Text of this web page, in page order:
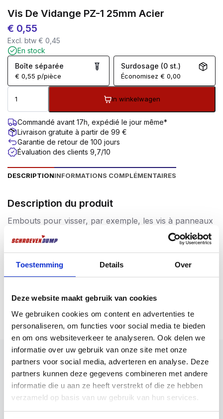
Toestemming Details Over
Deze website maakt gebruik van cookies
We gebruiken cookies om content en advertenties te
personaliseren, om functies voor social media te bieden
en om ons websiteverkeer te analyseren. Ook delen we
informatie over uw gebruik van onze site met onze
partners voor social media, adverteren en analyse. Deze
partners kunnen deze gegevens combineren met andere
informatie die u aan ze heeft verstrekt of die ze hebben
verzameld op basis van uw gebruik van hun services.
Vis De Vidange PZ-1 25mm Acier
€ 0,55
Excl. btw € 0,45
En stock
Boîte séparée
€ 0,55 p/pièce
Surdosage (0 st.)
Économisez€ 0,00
In winkelwagen
Commandé avant 17h, expédié le jour même*
Livraison gratuite à partir de 99 €
Garantie de retour de 100 jours
Évaluation des clients 9,7/10
DESCRIPTIONINFORMATIONS COMPLÉMENTAIRES
Description du produit
Embouts pour visser, par exemple, les vis à panneaux
d’aggloméré Screwdump ou d’autres éléments de
fixation dotés d’un raccord Pozidriv. Disponibles en 3
raccords Pozidriv, à savoir PZ1, PZ2 et PZ3. Pour
différentes applications de vissage, les embouts sont
disponibles en différentes longueurs, à savoir 25 et 50
choisissez les embouts en titane Schroevendump avec
un revêtement en titane. Ces embouts dorés sont
extrêmement durables et offrent une excellente prise
dans la tête de la vis.
Le raccord de tournevis de tous les embouts
Screwdump est un hexagone de ¼”.
Application
Vissage d’éléments de fixation dotés d’un raccord
Plus d'informations